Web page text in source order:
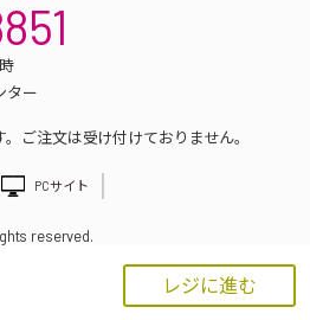
レジに進む
ター
ご注文は受け付けておりません。
PCサイト
reserved.